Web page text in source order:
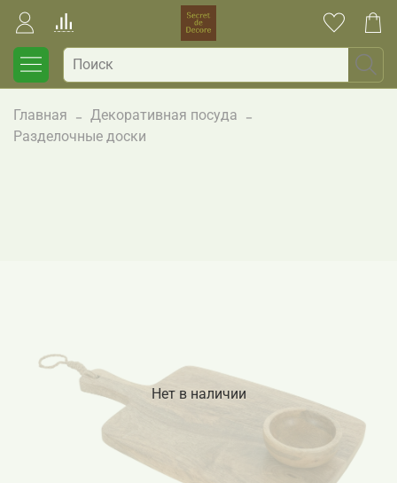
Главная
Декоративная посуда
Разделочные доски
Нет в наличии